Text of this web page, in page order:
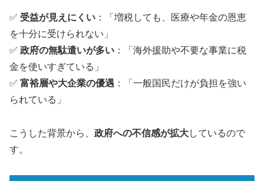
✅ 受益が見えにくい ：「増税しても、医療や年金の恩恵
を十分に受けられない」
✅ 政府の無駄遣いが多い ：「海外援助や不要な事業に税
金を使いすぎている」
✅ 富裕層や大企業の優遇 ：「一般国民だけが負担を強い
られている」
こうした背景から、 政府への不信感が拡大しているので
す。